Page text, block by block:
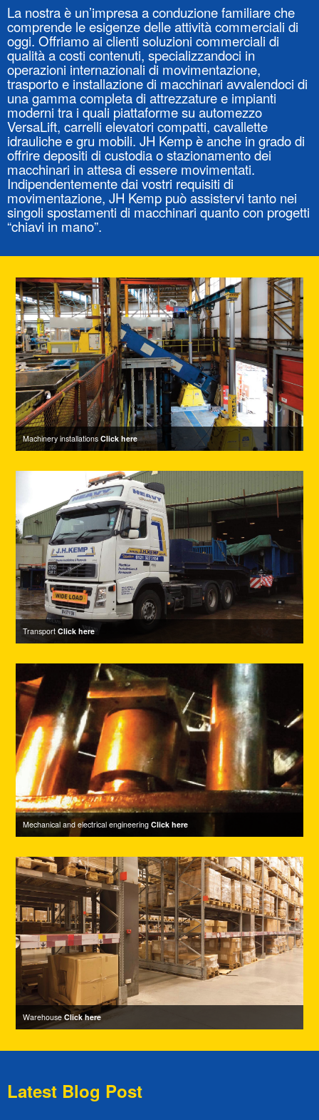
La nostra è un’impresa a conduzione familiare che
comprende le esigenze delle attività commerciali di
oggi. Offriamo ai clienti soluzioni commerciali di
qualità a costi contenuti, specializzandoci in
operazioni internazionali di movimentazione,
trasporto e installazione di macchinari avvalendoci di
una gamma completa di attrezzature e impianti
moderni tra i quali piattaforme su automezzo
VersaLift, carrelli elevatori compatti, cavallette
idrauliche e gru mobili. JH Kemp è anche in grado di
offrire depositi di custodia o stazionamento dei
macchinari in attesa di essere movimentati.
Indipendentemente dai vostri requisiti di
movimentazione, JH Kemp può assistervi tanto nei
singoli spostamenti di macchinari quanto con progetti
“chiavi in mano”.
Machinery installationsClick here
TransportClick here
Mechanical and electrical engineeringClick here
WarehouseClick here
Latest Blog Post